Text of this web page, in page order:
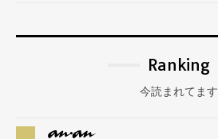
Ranking
今読まれてます